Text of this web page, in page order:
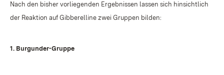
Nach den bisher vorliegenden Ergebnissen lassen sich hinsichtlich
der Reaktion auf Gibberelline zwei Gruppen bilden:
1. Burgunder-Gruppe